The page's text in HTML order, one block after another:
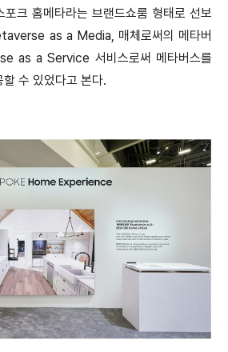
포크 홈메타라는 브랜드쇼룸 형태로 선보
as a Media, 매체로써의 메타버
as a Service 서비스로써 메타버스를
수 있었다고 본다.